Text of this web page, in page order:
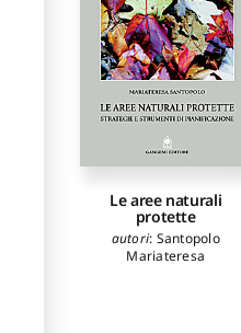
Le aree naturali
protette
autori: Santopolo
Mariateresa